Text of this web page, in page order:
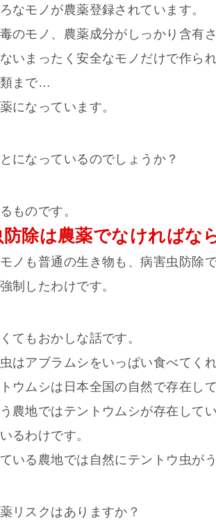
なモノが農薬登録されています。
のモノ、農薬成分がしっかり含有
いまったく安全なモノだけで作ら
まで…
になっています。
になっているのでしょうか？
ものです。
除は農薬でなければな
ノも普通の生き物も、病害虫防除
制したわけです。
てもおかしな話です。
はアブラムシをいっぱい食べてく
ウムシは日本全国の自然で存在して
農地ではテントウムシが存在して
るわけです。
いる農地では自然にテントウ虫が
リスクはありますか？